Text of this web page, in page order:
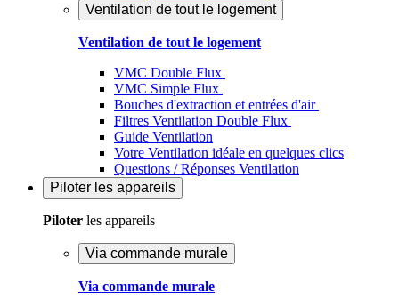
Ventilation de tout le logement
Ventilation de tout le logement
VMC Double Flux
VMC Simple Flux
Bouches d'extraction et entrées d'air
Filtres Ventilation Double Flux
Guide Ventilation
Votre Ventilation idéale en quelques clics
Questions / Réponses Ventilation
Piloter les appareils
Piloter les appareils
Via commande murale
Via commande murale